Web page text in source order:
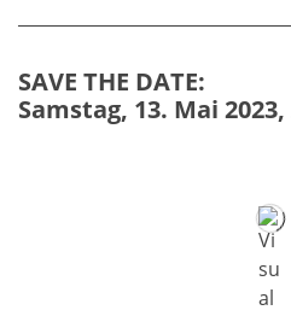
SAVE THE DATE:
Samstag, 13. Mai